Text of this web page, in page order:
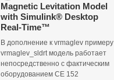
Magnetic Levitation Model
with Simulink® Desktop
Real-Time™
В дополнение к vrmaglev примеру
vrmaglev_sldrt модель работает
непосредственно с фактическим
оборудованием CE 152